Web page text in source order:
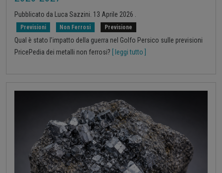
Pubblicato da Luca Sazzini 13 Aprile 2026
Previsioni Non Ferrosi Previsione
Qual è stato l’impatto della guerra nel Golfo Persico sulle previsioni
PricePedia dei metalli non ferrosi?
[ leggi tutto ]